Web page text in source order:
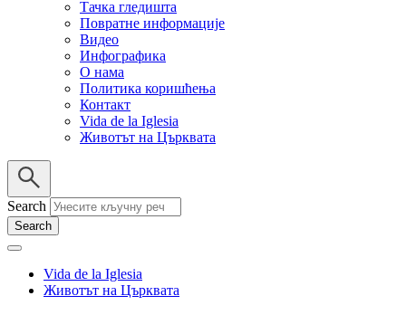
Тачка гледишта
Повратне информације
Видео
Инфографика
О нама
Политика коришћења
Контакт
Vida de la Iglesia
Животът на Църквата
Search
Vida de la Iglesia
Животът на Църквата